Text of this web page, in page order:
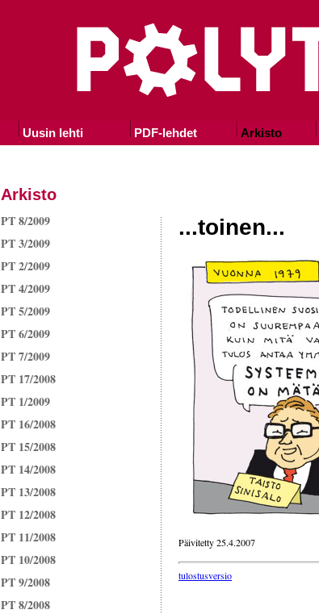
Uusin lehti PDF-lehdet Arkisto
Arkisto
PT 8/2009
PT 3/2009
PT 2/2009
PT 4/2009
PT 5/2009
PT 6/2009
PT 7/2009
PT 17/2008
PT 1/2009
PT 16/2008
PT 15/2008
PT 14/2008
PT 13/2008
PT 12/2008
PT 11/2008
PT 10/2008
PT 9/2008
PT 8/2008
...toinen...
Päivitetty 25.4.2007
tulostusversio